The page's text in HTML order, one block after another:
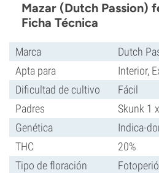
Mazar (Dutch Passion)
Ficha Técnica
Marca
Dutch
Apta para
Interior,
Dificultad de cultivo
Fácil
Padres
Skunk 1
Genética
Indica-
THC
20%
Tipo de floración